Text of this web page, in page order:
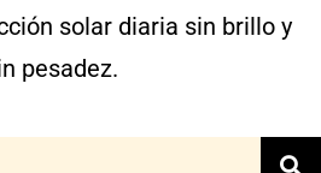
solar diaria sin brillo y
pesadez.